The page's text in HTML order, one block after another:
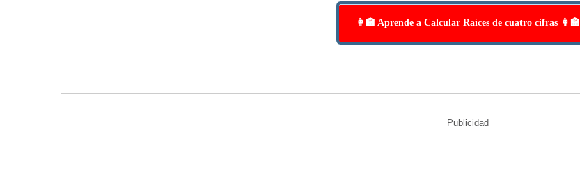
👩‍🏫 Aprende a Calcular Raíces de cuatro cifras 👩‍🏫
Publicidad